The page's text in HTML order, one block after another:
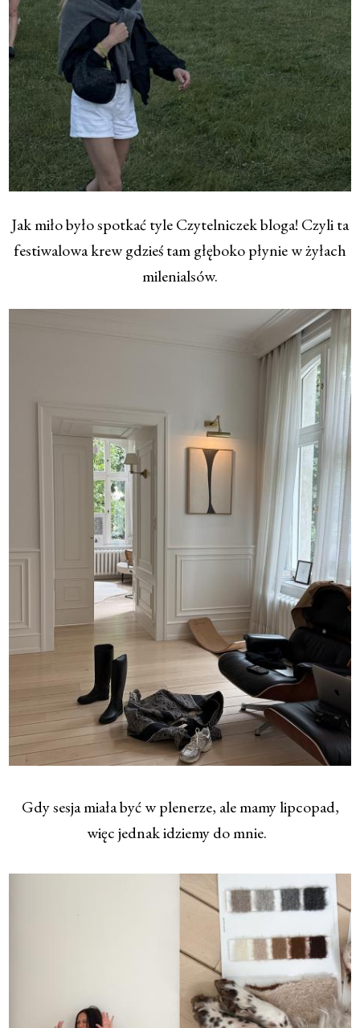
Jak miło było spotkać tyle Czytelniczek bloga! Czyli ta
festiwalowa krew gdzieś tam głęboko płynie w żyłach
milenialsów.
Gdy sesja miała być w plenerze, ale mamy lipcopad,
więc jednak idziemy do mnie.